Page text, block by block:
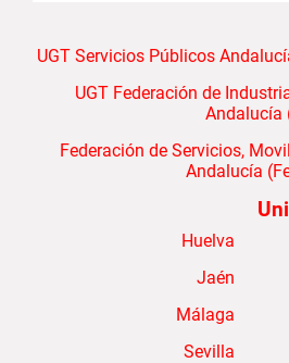
UGT Servicios Públicos
UGT Federación de
Andalucía
Federación de Servicios,
Andalucía
Huelva
Jaén
Málaga
Sevilla